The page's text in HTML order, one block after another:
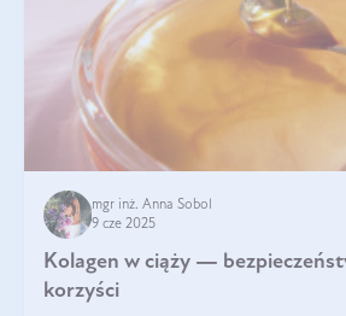
mgr inż. Anna Sobol
9 cze 2025
Kolagen w ciąży —
korzyści